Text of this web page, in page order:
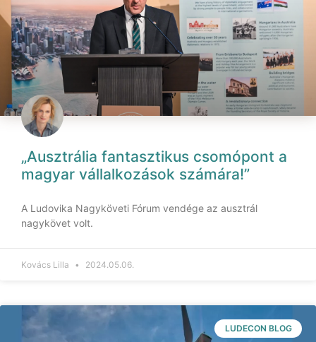
„Ausztrália fantasztikus csomópont a
magyar vállalkozások számára!”
A Ludovika Nagyköveti Fórum vendége az ausztrál
nagykövet volt.
Kovács Lilla 2024.05.06.
LUDECON BLOG